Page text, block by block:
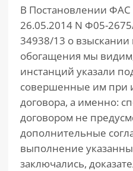
В Постановлении ФАС
26.05.2014 N Ф05-
34938/13 о взыскании
обогащения мы
инстанций указали
совершенные им при
договора, а именно:
договором не
дополнительные
выполнение
заключались,